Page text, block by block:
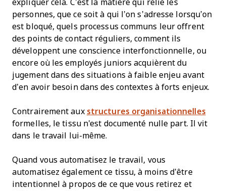
expliquer cela. C’est la matière qui relie les
personnes, que ce soit à qui l’on s’adresse lorsqu’on
est bloqué, quels processus communs leur offrent
des points de contact réguliers, comment ils
développent une conscience interfonctionnelle, ou
encore où les employés juniors acquièrent du
jugement dans des situations à faible enjeu avant
d’en avoir besoin dans des contextes à forts enjeux.
Contrairement aux structures organisationnelles
formelles, le tissu n'est documenté nulle part. Il vit
dans le travail lui-même.
Quand vous automatisez le travail, vous
automatisez également ce tissu, à moins d’être
intentionnel à propos de ce que vous retirez et